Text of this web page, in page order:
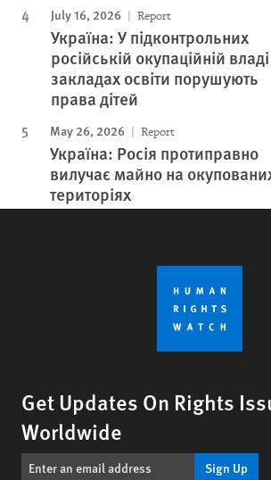
July 16, 2026 Report
Україна: У підконтрольних
російській окупаційній владі
закладах освіти порушують
права дітей
May 26, 2026 Report
Україна: Росія протиправно
вилучає майно на
територіях
Get Updates On Rights
Worldwide
Sign Up